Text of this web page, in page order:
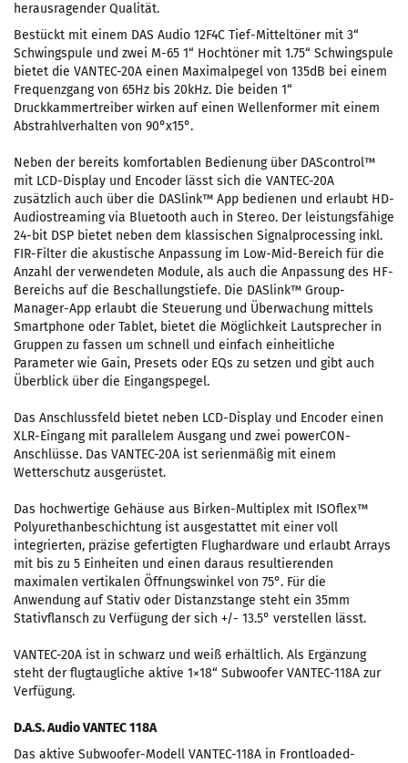
herausragender Qualität.
Bestückt mit einem DAS Audio 12F4C Tief-Mitteltöner mit 3“
Schwingspule und zwei M-65 1“ Hochtöner mit 1.75“ Schwingspule
bietet die VANTEC-20A einen Maximalpegel von 135dB bei einem
Frequenzgang von 65Hz bis 20kHz. Die beiden 1“
Druckkammertreiber wirken auf einen Wellenformer mit einem
Abstrahlverhalten von 90°x15°.
Neben der bereits komfortablen Bedienung über DAScontrol™
mit LCD-Display und Encoder lässt sich die VANTEC-20A
zusätzlich auch über die DASlink™ App bedienen und erlaubt HD-
Audiostreaming via Bluetooth auch in Stereo. Der leistungsfähige
24-bit DSP bietet neben dem klassischen Signalprocessing inkl.
FIR-Filter die akustische Anpassung im Low-Mid-Bereich für die
Anzahl der verwendeten Module, als auch die Anpassung des HF-
Bereichs auf die Beschallungstiefe. Die DASlink™ Group-
Manager-App erlaubt die Steuerung und Überwachung mittels
Smartphone oder Tablet, bietet die Möglichkeit Lautsprecher in
Gruppen zu fassen um schnell und einfach einheitliche
Parameter wie Gain, Presets oder EQs zu setzen und gibt auch
Überblick über die Eingangspegel.
Das Anschlussfeld bietet neben LCD-Display und Encoder einen
XLR-Eingang mit parallelem Ausgang und zwei powerCON-
Anschlüsse. Das VANTEC-20A ist serienmäßig mit einem
Wetterschutz ausgerüstet.
Das hochwertige Gehäuse aus Birken-Multiplex mit ISOflex™
Polyurethanbeschichtung ist ausgestattet mit einer voll
integrierten, präzise gefertigten Flughardware und erlaubt Arrays
mit bis zu 5 Einheiten und einen daraus resultierenden
maximalen vertikalen Öffnungswinkel von 75°. Für die
Anwendung auf Stativ oder Distanzstange steht ein 35mm
Stativflansch zu Verfügung der sich +/- 13.5° verstellen lässt.
VANTEC-20A ist in schwarz und weiß erhältlich. Als Ergänzung
steht der flugtaugliche aktive 1×18“ Subwoofer VANTEC-118A zur
Verfügung.
D.A.S. Audio VANTEC 118A
Das aktive Subwoofer-Modell VANTEC-118A in Frontloaded-